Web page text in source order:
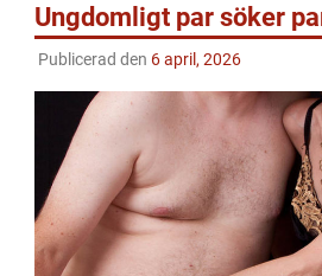
Ungdomligt par söker
Publicerad den 6 april, 2026